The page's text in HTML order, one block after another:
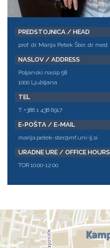
PREDSTOJNICA / HEAD
prof. dr. Marija Petek Šter, dr. med.
NASLOV / ADDRESS
Poljanski nasip 58
1000 Ljubljana
TEL
T: +386 1 438 6917
E-POŠTA / E-MAIL
marija.petek-ster@mf.uni-lj.si
URADNE URE / OFFICE HOURS
TOR 10:00-12:00